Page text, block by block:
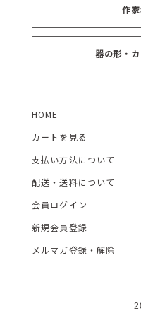
作
器の形・
HOME
カートを見る
支払い方法について
配送・送料について
会員ログイン
新規会員登録
メルマガ登録・解除